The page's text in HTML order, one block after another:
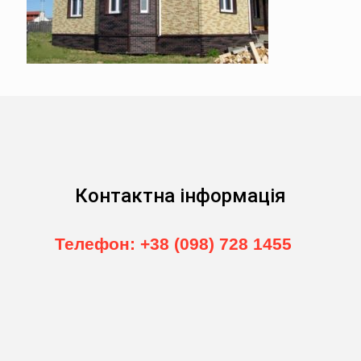
Контактна інформація
Телефон: +38 (098) 728 1455